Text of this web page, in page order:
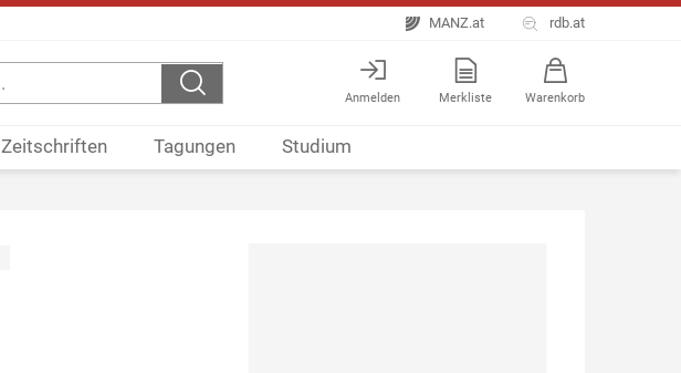
MANZ.at rdb.at
Anmelden Merkliste Warenkorb
Zeitschriften Tagungen Studium